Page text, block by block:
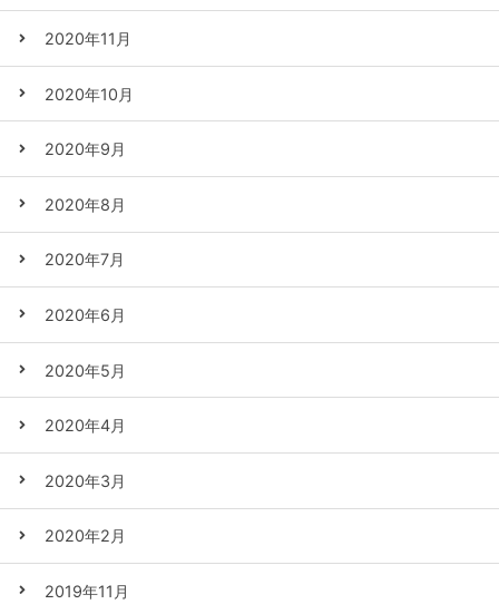
2020年11月
2020年10月
2020年9月
2020年8月
2020年7月
2020年6月
2020年5月
2020年4月
2020年3月
2020年2月
2019年11月